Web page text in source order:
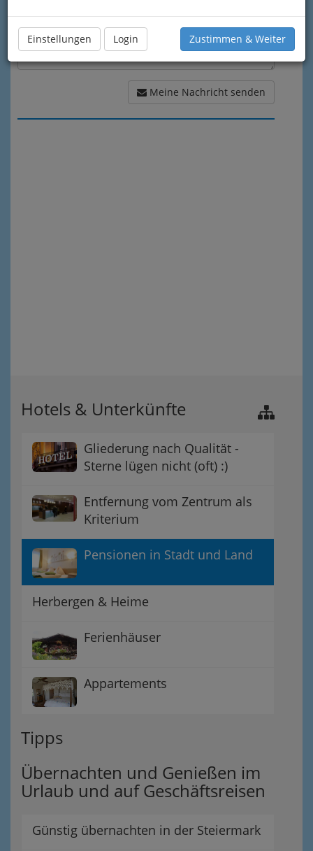
Einstellungen Login Zustimmen & Weiter
Meine Nachricht senden
Hotels & Unterkünfte
Gliederung nach Qualität -
Sterne lügen nicht (oft) :)
Entfernung vom Zentrum als
Kriterium
Pensionen in Stadt und Land
Herbergen & Heime
Ferienhäuser
Appartements
Tipps
Übernachten und Genießen im
Urlaub und auf Geschäftsreisen
Günstig übernachten in der Steiermark